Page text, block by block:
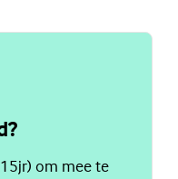
om mee te